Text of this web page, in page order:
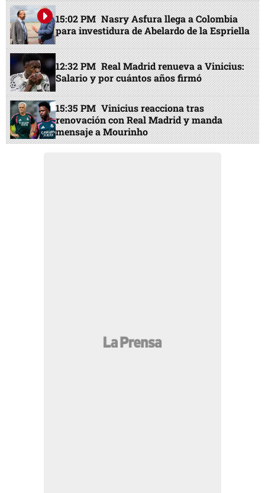
15:02 PM Nasry Asfura llega a Colombia
para investidura de Abelardo de la Espriella
12:32 PM Real Madrid renueva a Vinicius:
Salario y por cuántos años firmó
15:35 PM Vinicius reacciona tras
renovación con Real Madrid y manda
mensaje a Mourinho